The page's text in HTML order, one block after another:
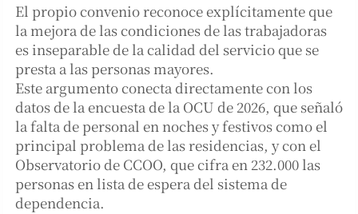
El propio convenio reconoce explícitamente que
la mejora de las condiciones de las trabajadoras
es inseparable de la calidad del servicio que se
presta a las personas mayores.
Este argumento conecta directamente con los
datos de la encuesta de la OCU de 2026, que señaló
la falta de personal en noches y festivos como el
principal problema de las residencias, y con el
Observatorio de CCOO, que cifra en 232.000 las
personas en lista de espera del sistema de
dependencia.